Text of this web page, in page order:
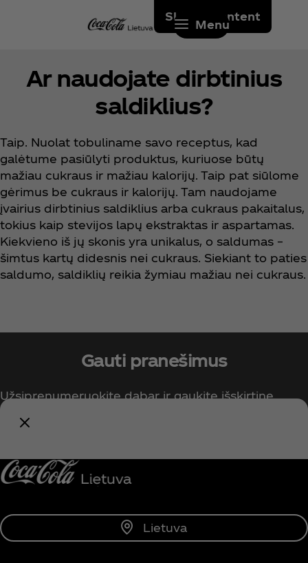
Skip to content
Menu
Ar naudojate dirbtinius
saldiklius?
Taip. Nuolat tobuliname savo receptus, kad
galėtume pasiūlyti produktus, kuriuose būtų
mažiau cukraus ir mažiau kalorijų. Taip pat siūlome
gėrimus be cukraus ir kalorijų. Tam naudojame
įvairius dirbtinius saldiklius arba cukraus pakaitalus,
tokius kaip stevijos lapų ekstraktas ir aspartamas.
Kiekvieno iš jų skonis yra unikalus, o saldumas –
šimtus kartų didesnis nei cukraus. Siekiant to paties
saldumo, saldiklių reikia žymiau mažiau nei cukraus.
Gauti pranešimus
Užsiprenumeruokite dabar ir gaukite išskirtinę
prieigą prie visko, kas susiję su „Coca‑Cola“!
Lietuva